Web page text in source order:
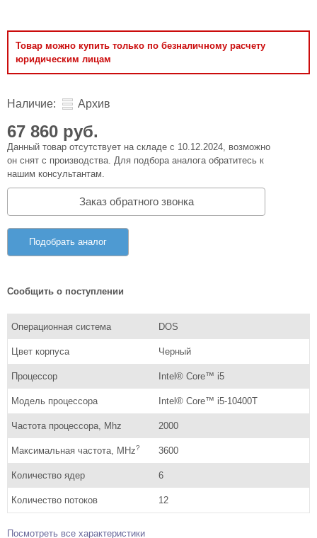
Товар можно купить только по безналичному расчету
юридическим лицам
Наличие: Архив
67 860 руб.
Данный товар отсутствует на складе с 10.12.2024, возможно
он снят с производства. Для подбора аналога обратитесь к
нашим консультантам.
Заказ обратного звонка
Подобрать аналог
Сообщить о поступлении
Операционная система DOS
Цвет корпуса Черный
Процессор Intel® Core™ i5
Модель процессора Intel® Core™ i5-10400T
Частота процессора, Mhz 2000
Максимальная частота, MHz? 3600
Количество ядер 6
Количество потоков 12
Посмотреть все характеристики